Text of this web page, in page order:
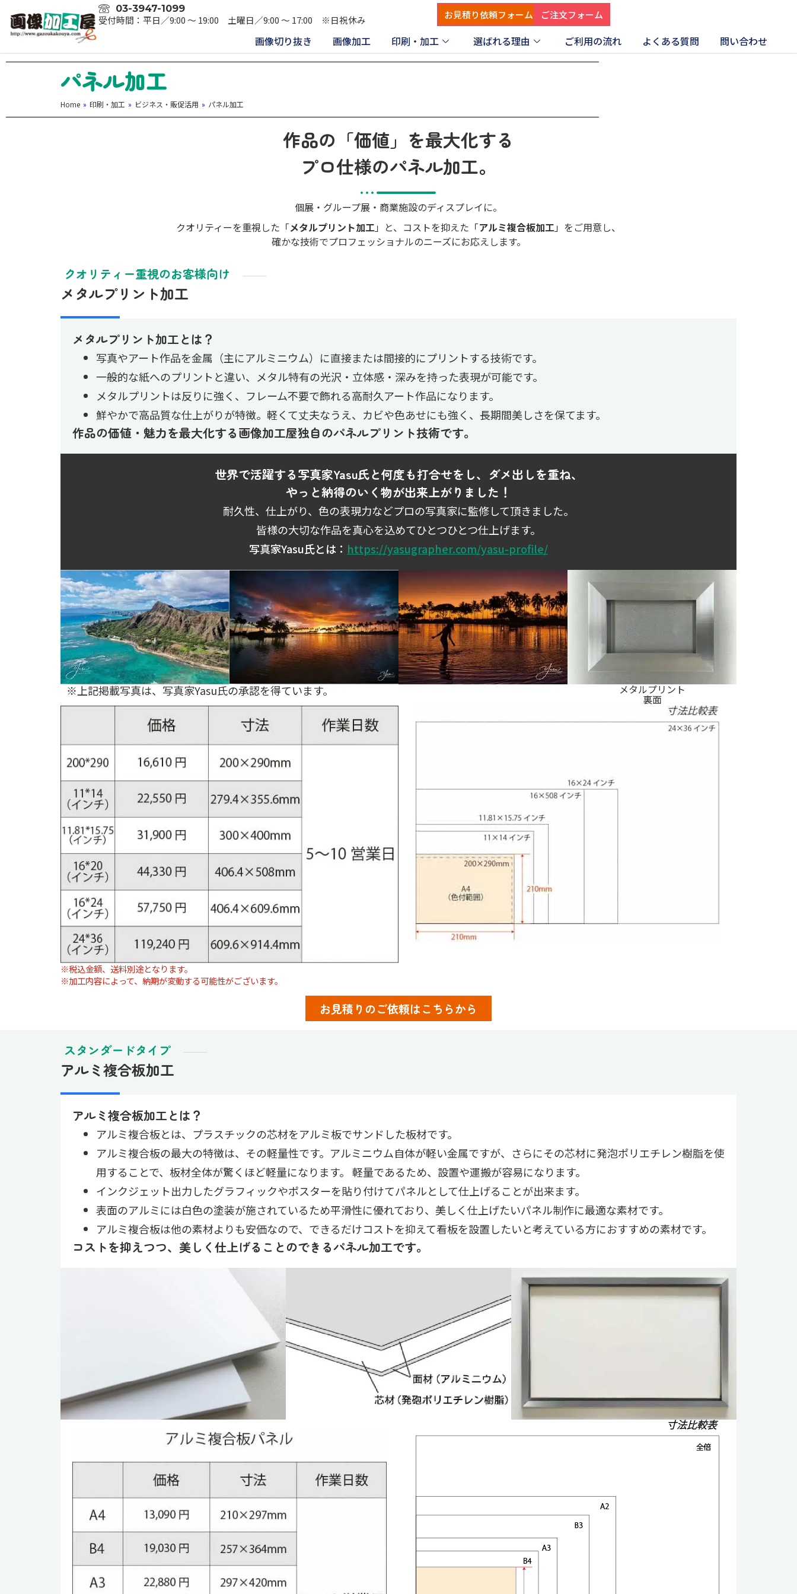
03-3947-1099
受付時間：平日／9:00 〜 19:00 土曜日／9:00 〜 17:00 ※日祝休み お見積り依頼フォーム ご注文フォーム
画像切り抜き 画像加工 印刷・加工 選ばれる理由 ご利用の流れ よくある質問 問い合わせ
パネル加工
Home » 印刷・加工 » ビジネス・販促活用 » パネル加工
作品の「価値」を最大化する
プロ仕様のパネル加工。
個展・グループ展・商業施設のディスプレイに。
クオリティーを重視した「メタルプリント加工」と、コストを抑えた「アルミ複合板加工」をご用意し、
確かな技術でプロフェッショナルのニーズにお応えします。
クオリティー重視のお客様向け
メタルプリント加工
メタルプリント加工とは？
写真やアート作品を金属（主にアルミニウム）に直接または間接的にプリントする技術です。
一般的な紙へのプリントと違い、メタル特有の光沢・立体感・深みを持った表現が可能です。
メタルプリントは反りに強く、フレーム不要で飾れる高耐久アート作品になります。
鮮やかで高品質な仕上がりが特徴。軽くて丈夫なうえ、カビや色あせにも強く、長期間美しさを保てます。
作品の価値・魅力を最大化する画像加工屋独自のパネルプリント技術です。
世界で活躍する写真家Yasu氏と何度も打合せをし、ダメ出しを重ね、
やっと納得のいく物が出来上がりました！
耐久性、仕上がり、色の表現力などプロの写真家に監修して頂きました。
皆様の大切な作品を真心を込めてひとつひとつ仕上げます。
写真家Yasu氏とは： https://yasugrapher.com/yasu-profile/
メタルプリント
裏面
※上記掲載写真は、写真家Yasu氏の承認を得ています。
※税込金額、送料別途となります。
※加工内容によって、納期が変動する可能性がございます。
お見積りのご依頼はこちらから
スタンダードタイプ
アルミ複合板加工
アルミ複合板加工とは？
アルミ複合板とは、プラスチックの芯材をアルミ板でサンドした板材です。
アルミ複合板の最大の特徴は、その軽量性です。アルミニウム自体が軽い金属ですが、さらにその芯材に発泡ポリエチレン樹脂を使
用することで、板材全体が驚くほど軽量になります。 軽量であるため、設置や運搬が容易になります。
インクジェット出力したグラフィックやポスターを貼り付けてパネルとして仕上げることが出来ます。
表面のアルミには白色の塗装が施されているため平滑性に優れており、美しく仕上げたいパネル制作に最適な素材です。
アルミ複合板は他の素材よりも安価なので、できるだけコストを抑えて看板を設置したいと考えている方におすすめの素材です。
コストを抑えつつ、美しく仕上げることのできるパネル加工です。